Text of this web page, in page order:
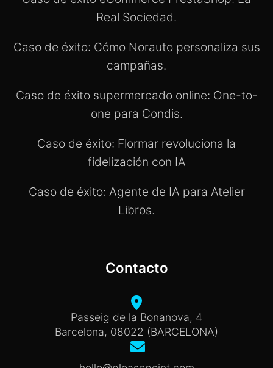
Real Sociedad.
Caso de éxito: Cómo Norauto personaliza sus
campañas.
Caso de éxito supermercado online: One-to-
one para Condis.
Caso de éxito: Flormar revoluciona la
fidelización con IA
Caso de éxito: Agente de IA para Atelier
Libros.
Contacto
Passeig de la Bonanova, 4
Barcelona, 08022 (BARCELONA)